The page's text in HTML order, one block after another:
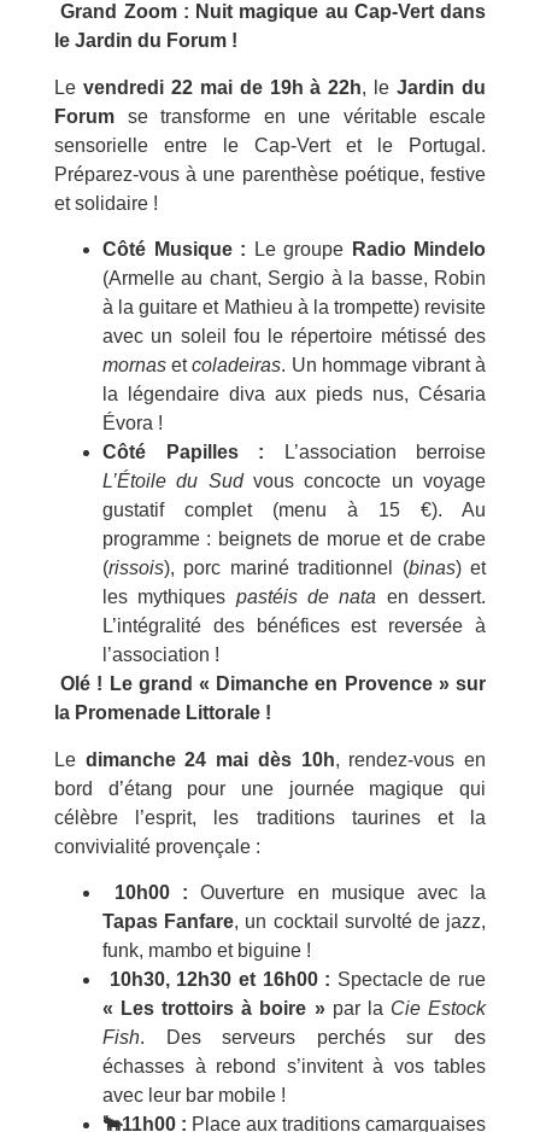
Grand Zoom : Nuit magique au Cap-Vert dans
le Jardin du Forum !
Le vendredi 22 mai de 19h à 22h, leJardin du
Forum se transforme en une véritable escale
sensorielle entre le Cap-Vert et le Portugal.
Préparez-vous à une parenthèse poétique, festive
et solidaire !
Côté Musique : Le groupe Radio Mindelo
(Armelle au chant, Sergio à la basse, Robin
à la guitare et Mathieu à la trompette) revisite
avec un soleil fou le répertoire métissé des
mornas etcoladeiras. Un hommage vibrant à
la légendaire diva aux pieds nus, Césaria
Évora !
Côté Papilles : L’association berroise
L’Étoile du Sudvous concocte un voyage
gustatif complet (menu à 15 €). Au
programme : beignets de morue et de crabe
(rissois), porc mariné traditionnel (binas) et
les mythiques pastéis de nata en dessert.
L’intégralité des bénéfices est reversée à
l’association !
Olé ! Le grand « Dimanche en Provence » sur
la Promenade Littorale !
Le dimanche 24 mai dès 10h, rendez-vous en
bord d’étang pour une journée magique qui
célèbre l’esprit, les traditions taurines et la
convivialité provençale :
10h00 : Ouverture en musique avec la
Tapas Fanfare, un cocktail survolté de jazz,
funk, mambo et biguine !
10h30, 12h30 et 16h00 : Spectacle de rue
« Les trottoirs à boire »par la Cie Estock
Fish. Des serveurs perchés sur des
échasses à rebond s’invitent à vos tables
avec leur bar mobile !
🐂11h00 : Place aux traditions camarguaises